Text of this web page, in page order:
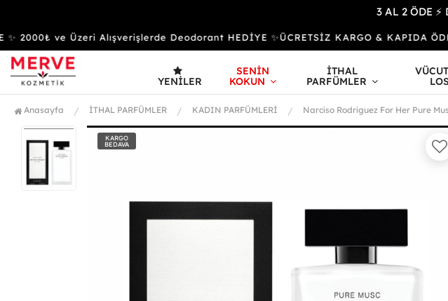
3 AL 2 ÖDE ⚡
ve Üzeri Alışverişlerde Deodorant HEDİYE ✨ÜCRETSİZ KARGO & KAPIDA ÖDEME
YENILER
SENİN
KOKUN
İTHAL
PARFÜMLER
Anasayfa İTHAL PARFÜMLER KADIN PARFÜMLERİ Narciso Rodriguez For Her Pure
KARGO
BEDAVA